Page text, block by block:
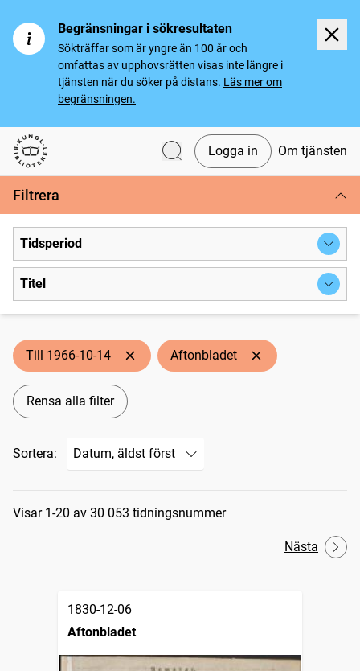
Begränsningar i sökresultaten
Sökträffar som är yngre än 100 år och
omfattas av upphovsrätten visas inte längre i
tjänsten när du söker på distans. Läs mer om
begränsningen.
Svenska tidningar
Logga in Om tjänsten
Filtrera
Tidsperiod
Titel
Till 1966-10-14 Aftonbladet
Rensa alla filter
Sortera:
Sökresultat
Visar 1-20 av 30 053 tidningsnummer
Nästa
1830-12-06
Aftonbladet